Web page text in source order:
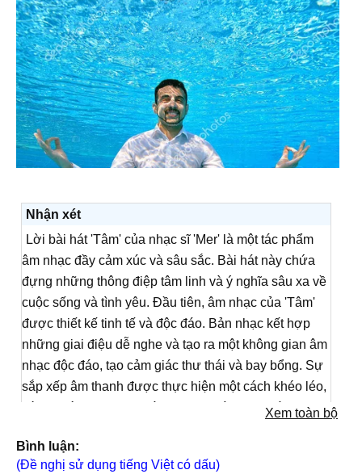
Nhận xét
Lời bài hát 'Tâm' của nhạc sĩ 'Mer' là một tác phẩm
âm nhạc đầy cảm xúc và sâu sắc. Bài hát này chứa
đựng những thông điệp tâm linh và ý nghĩa sâu xa về
cuộc sống và tình yêu. Đầu tiên, âm nhạc của 'Tâm'
được thiết kế tinh tế và độc đáo. Bản nhạc kết hợp
những giai điệu dễ nghe và tạo ra một không gian âm
nhạc độc đáo, tạo cảm giác thư thái và bay bổng. Sự
sắp xếp âm thanh được thực hiện một cách khéo léo,
với sự hòa hợp giữa các nhạc cụ và giọng hát.
cảm xúc và tạo nên một trạng thái tinh thần đầy mê
hoặc. Lời bài hát 'Tâm' mang đến một thông điệp sâu
Xem toàn bộ
Bình luận:
(Đề nghị sử dụng tiếng Việt có dấu)